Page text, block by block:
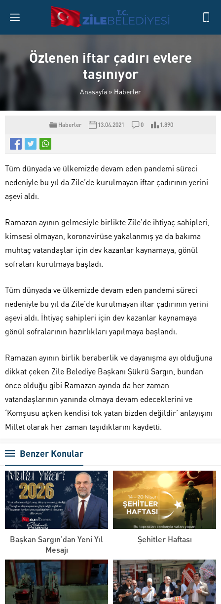
Özlenen iftar çadırı evlere
taşınıyor
Anasayfa » Haberler
Haberler 13.04.2021 0 1.890
Tüm dünyada ve ülkemizde devam eden pandemi süreci
nedeniyle bu yıl da Zile’de kurulmayan iftar çadırının yerini
aşevi aldı.
Ramazan ayının gelmesiyle birlikte Zile’de ihtiyaç sahipleri,
kimsesi olmayan, koronavirüse yakalanmış ya da bakıma
muhtaç vatandaşlar için dev kazanlar kaynamaya, gönül
sofraları kurulmaya başladı.
Tüm dünyada ve ülkemizde devam eden pandemi süreci
nedeniyle bu yıl da Zile’de kurulmayan iftar çadırının yerini
aşevi aldı. İhtiyaç sahipleri için dev kazanlar kaynamaya
gönül sofralarının hazırlıkları yapılmaya başlandı.
Ramazan ayının birlik beraberlik ve dayanışma ayı olduğuna
dikkat çeken Zile Belediye Başkanı Şükrü Sargın, bundan
önce olduğu gibi Ramazan ayında da her zaman
vatandaşlarının yanında olmaya devam edeceklerini ve
‘Komşusu açken kendisi tok yatan bizden değildir’ anlayışını
Millet olarak her zaman taşıdıklarını kaydetti.
Benzer Konular
Başkan Sargın’dan Yeni Yıl
Mesajı
Şehitler Haftası